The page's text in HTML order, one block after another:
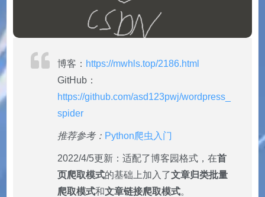
博客： https://mwhls.top/2186.html
GitHub：
https://github.com/asd123pwj/wordpress_
spider
推荐参考： Python爬虫入门
2022/4/5更新：适配了博客园格式，在首
页爬取模式的基础上加入了文章归类批量
爬取模式和文章链接爬取模式。